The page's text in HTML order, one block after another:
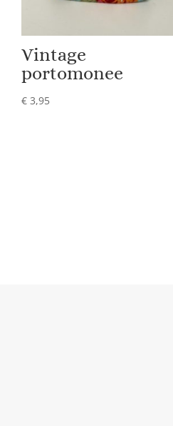
Vintage
portomonee
€ 3,95